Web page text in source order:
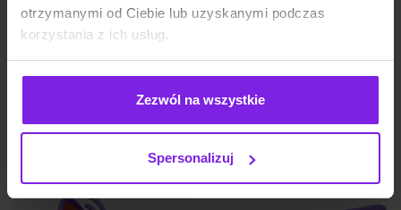
otrzymanymi od Ciebie lub uzyskanymi podczas
korzystania z ich usług.
Zezwól na wszystkie
Spersonalizuj